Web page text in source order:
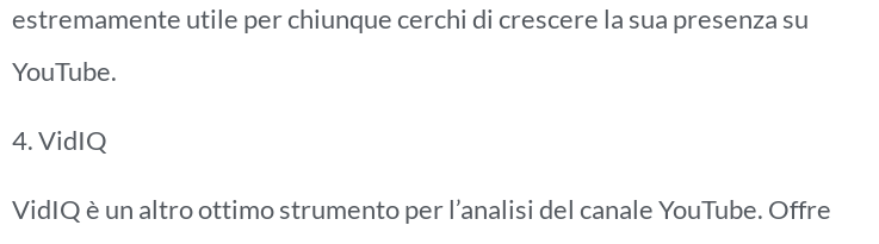
estremamente utile per chiunque cerchi di crescere la sua presenza su
YouTube.
4. VidIQ
VidIQ è un altro ottimo strumento per l’analisi del canale YouTube. Offre